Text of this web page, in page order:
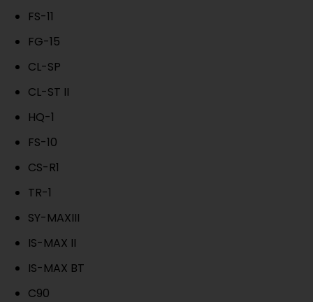
FS-11
FG-15
CL-SP
CL-ST II
HQ-1
FS-10
CS-R1
TR-1
SY-MAXIII
IS-MAX II
IS-MAX BT
C90